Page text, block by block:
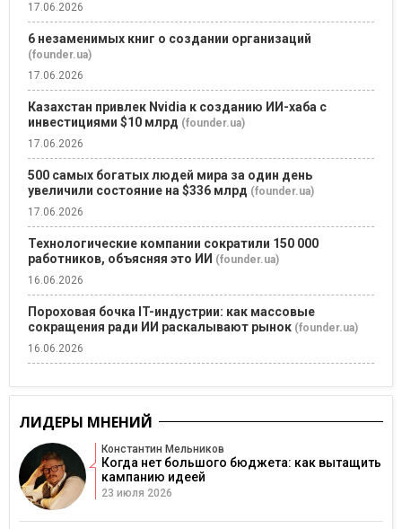
17.06.2026
6 незаменимых книг о создании организаций
(founder.ua)
17.06.2026
Казахстан привлек Nvidia к созданию ИИ-хаба с
инвестициями $10 млрд (founder.ua)
17.06.2026
500 самых богатых людей мира за один день
увеличили состояние на $336 млрд (founder.ua)
17.06.2026
Технологические компании сократили 150 000
работников, объясняя это ИИ (founder.ua)
16.06.2026
Пороховая бочка IT-индустрии: как массовые
сокращения ради ИИ раскалывают рынок (founder.ua)
16.06.2026
ЛИДЕРЫ МНЕНИЙ
Константин Мельников
Когда нет большого бюджета: как вытащить
кампанию идеей
23 июля 2026